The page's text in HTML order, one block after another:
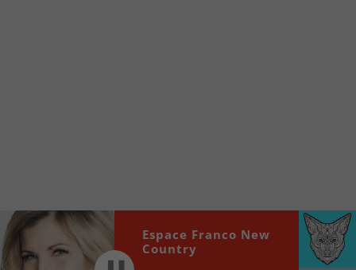
Audio
Player
00:00 00:00
Espace Franco New
Country